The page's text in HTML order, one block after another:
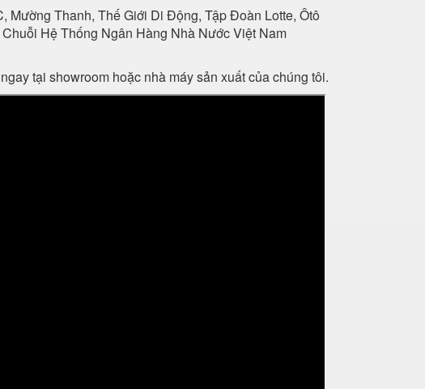
Mường Thanh, Thế Giới Di Động, Tập Đoàn Lotte, Ôtô
Hệ Thống Ngân Hàng Nhà Nước Việt Nam
tại showroom hoặc nhà máy sản xuất của chúng tôi.